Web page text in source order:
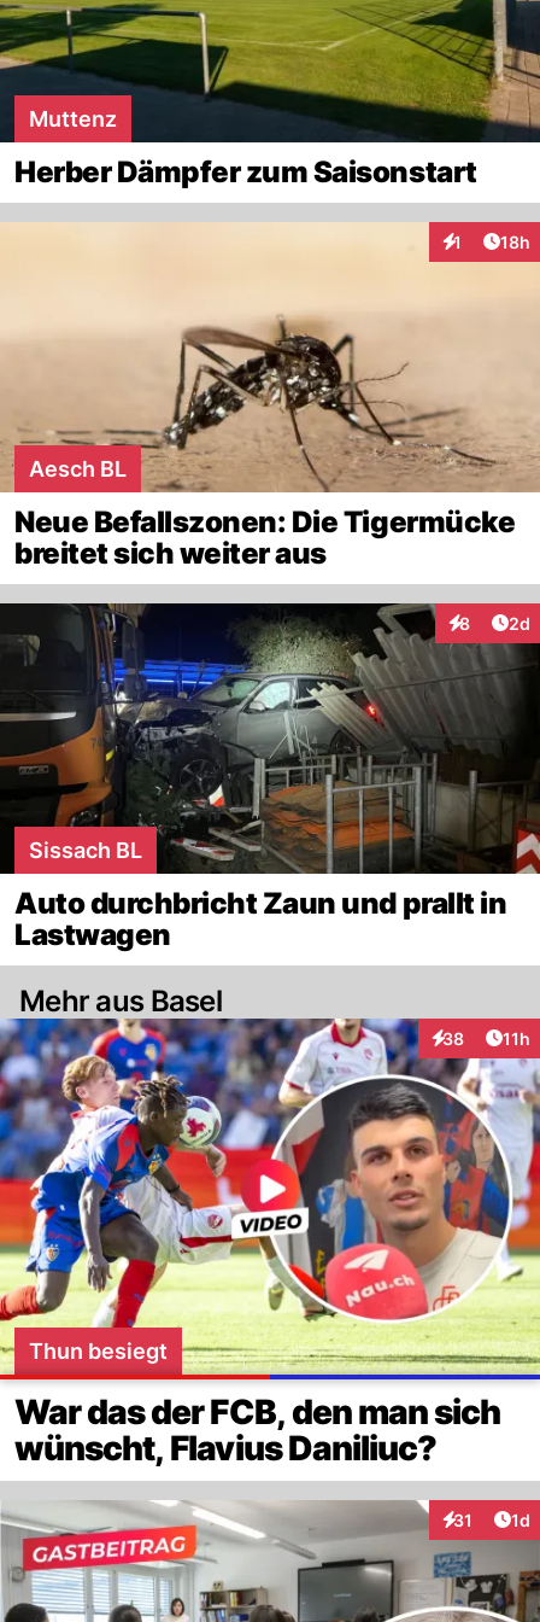
Muttenz
Herber Dämpfer zum Saisonstart
1 18h
Aesch BL
Neue Befallszonen: Die Tigermücke
breitet sich weiter aus
8 2d
Sissach BL
Auto durchbricht Zaun und prallt in
Lastwagen
Mehr aus Basel
38
Interaktionen
11h
Thun besiegt
War das der FCB, den man sich
wünscht, Flavius Daniliuc?
31 1d